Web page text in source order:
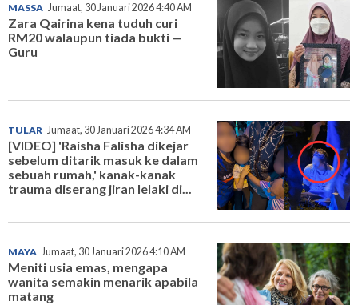
MASSA Jumaat, 30 Januari 2026 4:40 AM
Zara Qairina kena tuduh curi
RM20 walaupun tiada bukti —
Guru
TULAR Jumaat, 30 Januari 2026 4:34 AM
[VIDEO] 'Raisha Falisha dikejar
sebelum ditarik masuk ke dalam
sebuah rumah,' kanak-kanak
trauma diserang jiran lelaki di...
MAYA Jumaat, 30 Januari 2026 4:10 AM
Meniti usia emas, mengapa
wanita semakin menarik apabila
matang